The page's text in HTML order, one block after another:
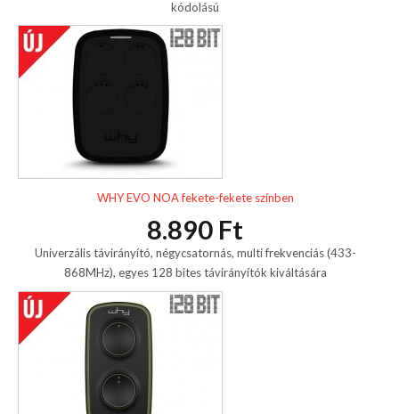
kódolású
WHY EVO NOA fekete-fekete színben
8.890 Ft
Univerzális távirányító, négycsatornás, multi frekvenciás (433-
868MHz), egyes 128 bites távirányítók kiváltására